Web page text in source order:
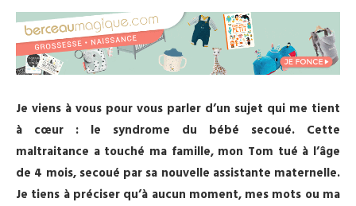
Je viens à vous pour vous parler d’un sujet qui me tient
à cœur : le syndrome du bébé secoué. Cette
maltraitance a touché ma famille, mon Tom tué à l’âge
de 4 mois, secoué par sa nouvelle assistante maternelle.
Je tiens à préciser qu’à aucun moment, mes mots ou ma